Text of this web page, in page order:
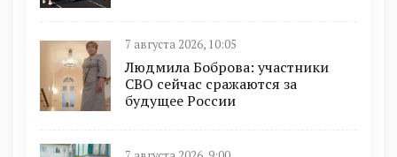
7 августа 2026, 10:05
Людмила Боброва: участники
СВО сейчас сражаются за
будущее России